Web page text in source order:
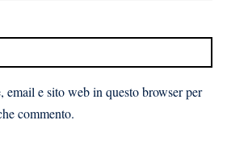
email e sito web in questo browser per
commento.